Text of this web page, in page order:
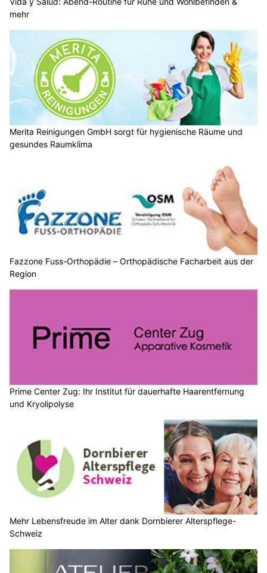
mehr
Merita Reinigungen GmbH sorgt für hygienische Räume und
gesundes Raumklima
Fazzone Fuss-Orthopädie – Orthopädische Facharbeit aus der
Region
Prime Center Zug: Ihr Institut für dauerhafte Haarentfernung
und Kryolipolyse
Mehr Lebensfreude im Alter dank Dornbierer Alterspflege-
Schweiz